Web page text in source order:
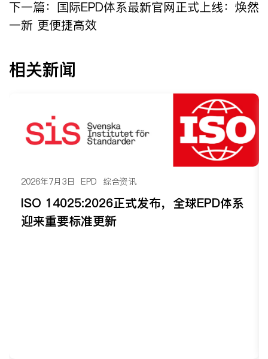
下一篇： 国际EPD体系最新官网正式上线：焕然
一新 更便捷高效
相关新闻
2026年7月3日 EPD 综合资讯
ISO 14025:2026正式发布，全球EPD体系
迎来重要标准更新